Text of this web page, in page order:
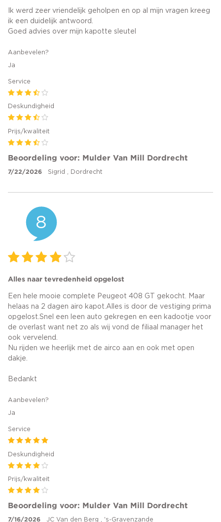
Ik werd zeer vriendelijk geholpen en op al mijn vragen kreeg
ik een duidelijk antwoord.
Goed advies over mijn kapotte sleutel
Aanbevelen?
Ja
Service
Deskundigheid
Prijs/kwaliteit
Beoordeling voor: Mulder Van Mill Dordrecht
7/22/2026 Sigrid , Dordrecht
8
Alles naar tevredenheid opgelost
Een hele mooie complete Peugeot 408 GT gekocht. Maar
helaas na 2 dagen airo kapot.Alles is door de vestiging prima
opgelost.Snel een leen auto gekregen en een kadootje voor
de overlast want net zo als wij vond de filiaal manager het
ook vervelend.
Nu rijden we heerlijk met de airco aan en ook met open
dakje.
Bedankt
Aanbevelen?
Ja
Service
Deskundigheid
Prijs/kwaliteit
Beoordeling voor: Mulder Van Mill Dordrecht
7/16/2026 JC Van den Berg , 's-Gravenzande